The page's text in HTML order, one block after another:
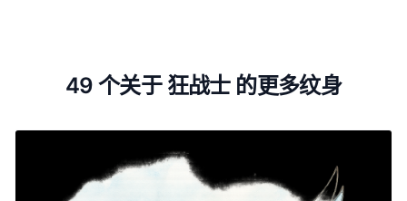
49 个关于 狂战士 的更多纹身